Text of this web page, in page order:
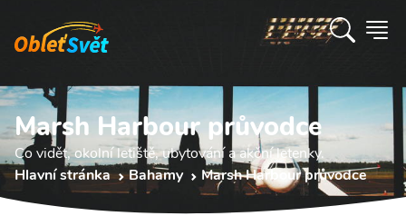
Marsh Harbour průvodce
Co vidět, okolní letiště, ubytování a akční letenky.
Hlavní stránka
Bahamy Marsh Harbour průvodce